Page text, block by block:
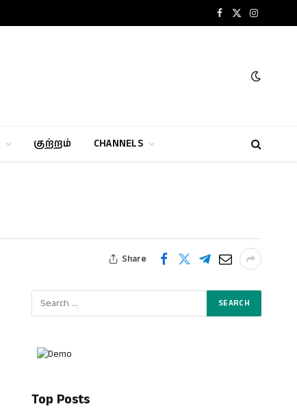
Facebook
X
Instagram
குற்றம் CHANNELS
Share
Top Posts